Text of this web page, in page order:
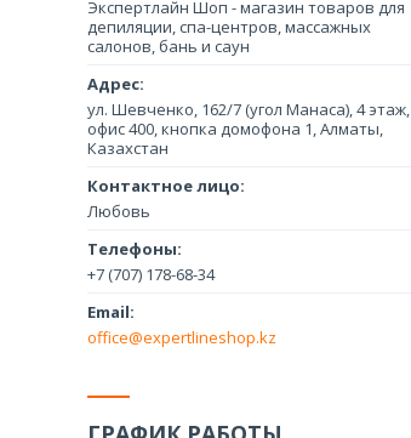
Экспертлайн Шоп - магазин товаров для
депиляции, спа-центров, массажных
салонов, бань и саун
ул. Шевченко, 162/7 (угол Манаса), 4 этаж,
офис 400, кнопка домофона 1, Алматы,
Казахстан
Любовь
+7 (707) 178-68-34
office@expertlineshop.kz